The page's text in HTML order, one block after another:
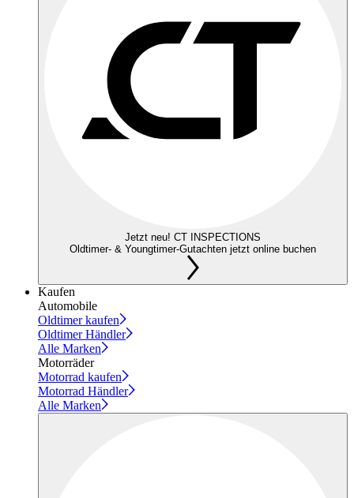
Jetzt neu! CT INSPECTIONS
Oldtimer- & Youngtimer-Gutachten jetzt online buchen
Kaufen
Automobile
Oldtimer kaufen
Oldtimer Händler
Alle Marken
Motorräder
Motorrad kaufen
Motorrad Händler
Alle Marken